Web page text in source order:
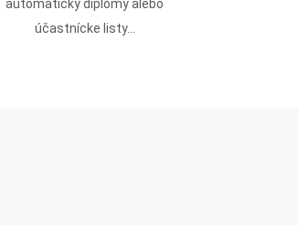
automaticky diplomy alebo
účastnícke listy...